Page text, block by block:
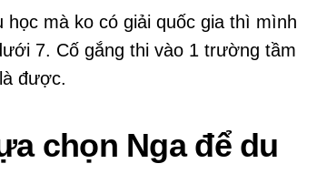
mà ko có giải quốc gia thì mình
7. Cố gắng thi vào 1 trường tầm
được.
chọn Nga để du